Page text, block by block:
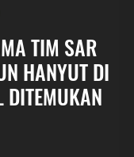
TIM SAR
HANYUT DI